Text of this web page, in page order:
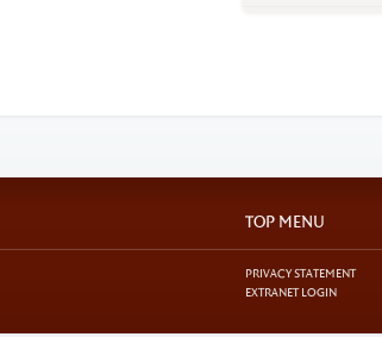
TOP MENU
PRIVACY STATEMENT
EXTRANET LOGIN